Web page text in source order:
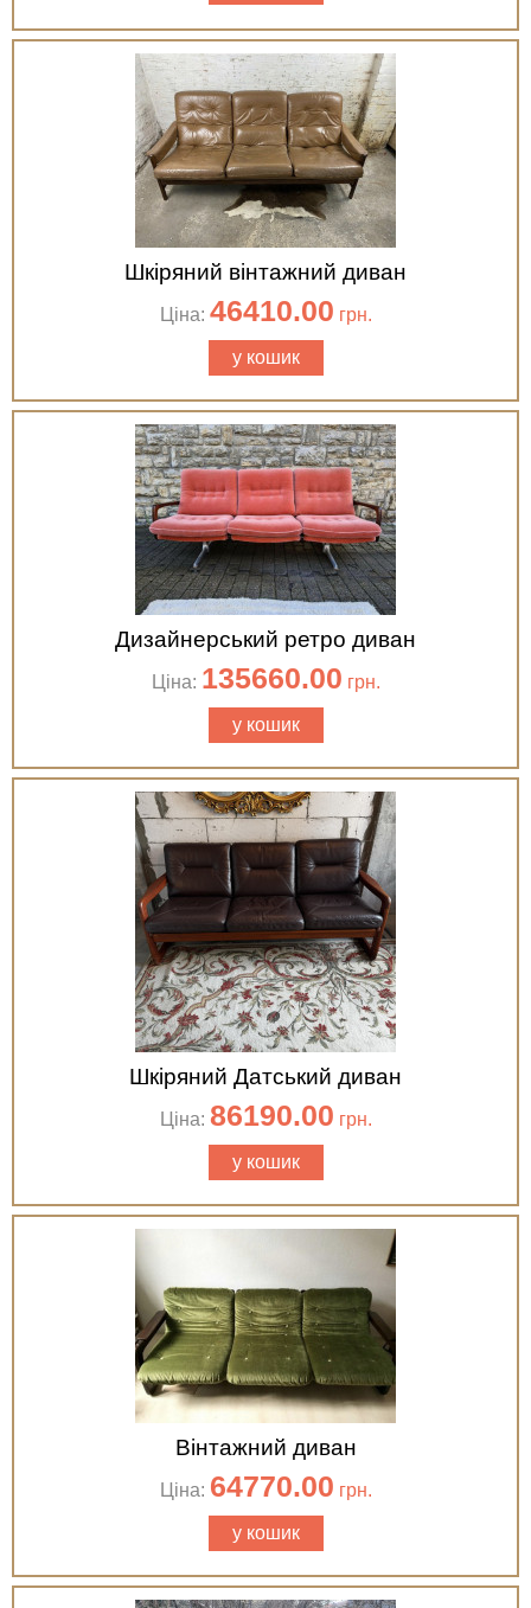
Шкіряний вінтажний диван
Ціна: 46410.00 грн.
у кошик
Дизайнерський ретро диван
Ціна: 135660.00 грн.
у кошик
Шкіряний Датський диван
Ціна: 86190.00 грн.
у кошик
Вінтажний диван
Ціна: 64770.00 грн.
у кошик